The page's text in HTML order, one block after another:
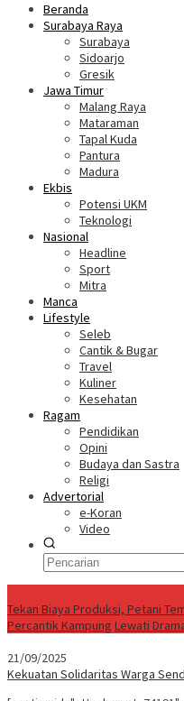
Beranda
Surabaya Raya
Surabaya
Sidoarjo
Gresik
Jawa Timur
Malang Raya
Mataraman
Tapal Kuda
Pantura
Madura
Ekbis
Potensi UKM
Teknologi
Nasional
Headline
Sport
Mitra
Manca
Lifestyle
Seleb
Cantik & Bugar
Travel
Kuliner
Kesehatan
Ragam
Pendidikan
Opini
Budaya dan Sastra
Religi
Advertorial
e-Koran
Video
Tekan Biaya Produksi, Petani
Percantik Kampung Lewati
21/09/2025
Kekuatan Solidaritas Warga